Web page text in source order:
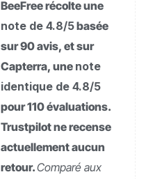
BeeFree récolte une
note de 4.8/5basée
sur 90 avis, et sur
Capterra, une note
identique de 4.8/5
pour 110 évaluations.
Trustpilot ne recense
actuellement aucun
retour.Comparé aux